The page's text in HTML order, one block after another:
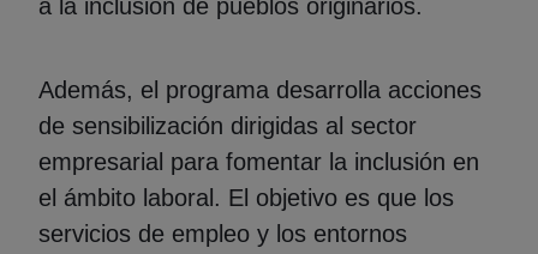
a la inclusión de pueblos originarios.
Además, el programa desarrolla acciones
de sensibilización dirigidas al sector
empresarial para fomentar la inclusión en
el ámbito laboral. El objetivo es que los
servicios de empleo y los entornos